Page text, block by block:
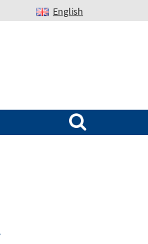
English
Suchen nach: